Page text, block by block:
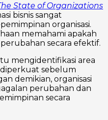
State of Organizations
bisnis sangat
organisasi.
memahami apakah
secara efektif.
mengidentifikasi area
sebelum
demikian, organisasi
perubahan dan
secara